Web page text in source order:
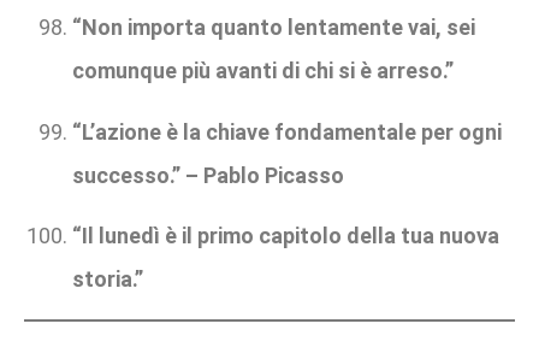
“Non importa quanto lentamente vai, sei
comunque più avanti di chi si è arreso.”
“L’azione è la chiave fondamentale per ogni
successo.” – Pablo Picasso
“Il lunedì è il primo capitolo della tua nuova
storia.”